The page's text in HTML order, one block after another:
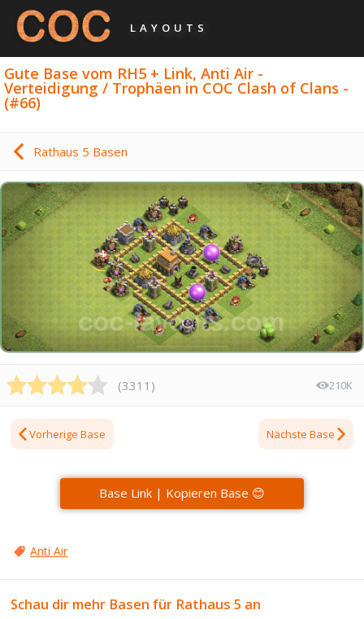
LAYOUTS
Gute Base vom RH5 + Link, Anti Air -
Verteidigung / Trophäen in COC Clash of Clans -
(#66)
Rathaus 5 Basen
(3311 ) 210K
Vorherige Base Nächste Base
Base Link | Kopieren Base 😊
Anti Air
Schau dir mehr Basen für Rathaus 5 an